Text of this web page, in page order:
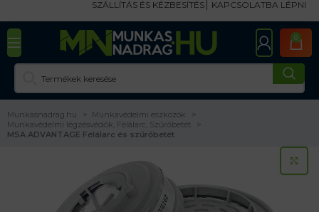
SZÁLLÍTÁS ÉS KÉZBESÍTÉS KAPCSOLATBA LÉPNI
0
Munkasnadrag.hu
Munkavédelmi eszközök
Munkavédelmi légzésvédők, Félálarc, Szűrőbetét
MSA ADVANTAGE Félálarc és szűrőbetét